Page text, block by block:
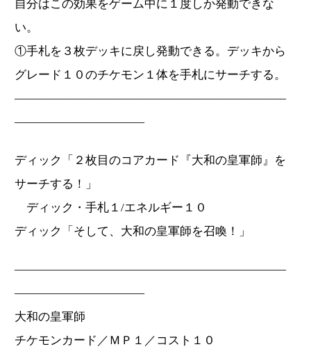
自分はこの効果をゲーム中に１度しか発動できな
い。
①手札を３枚デッキに戻し発動できる。デッキから
グレード１０のチケモン１体を手札にサーチする。
―――――――――――――――――――――――
―――――――――――
ディック「２枚目のコアカード『大和の皇軍師』を
サーチする！」
ディック・手札１/エネルギー１０
ディック「そして、大和の皇軍師を召喚！」
―――――――――――――――――――――――
―――――――――――
大和の皇軍師
チケモンカード／ＭＰ１／コスト１０